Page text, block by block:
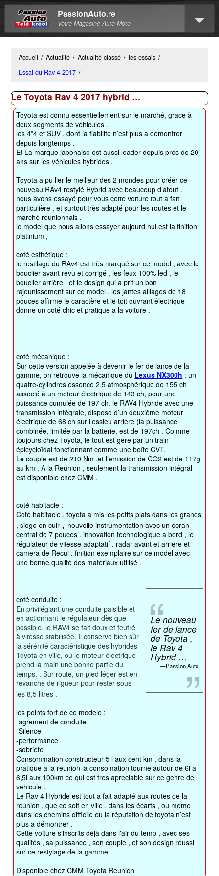
PassionAuto.re
Votre Magasine Auto Moto
Accueil / Actualité / Actualité classé / les essais /
Essai du Rav 4 2017 /
Le Toyota Rav 4 2017 hybrid …
Toyota est connu essentiellement sur le marché, grace à
deux segments de véhicules .
les 4*4 et SUV , dont la fiabilité n’est plus a démontrer
depuis longtemps .
Et La marque japonaise est aussi leader depuis pres de 20
ans sur les véhicules hybrides .
Toyota a pu lier le meilleur des 2 mondes pour créer ce
nouveau RAv4 restylé Hybrid avec beaucoup d’atout .
nous avons essayé pour vous cette voiture tout a fait
particulière , et surtout très adapté pour les routes et le
marché reunionnais .
le model que nous allons essayer aujourd hui est la finition
platinium ,
coté esthétique :
le restilage du RAv4 est très marqué sur ce model , avec le
bouclier avant revu et corrigé , les feux 100% led , le
bouclier arrière , et le design qui a prit un bon
rajeunissement sur ce model . les jantes alliages de 18
pouces affirme le caractère et le toit ouvrant électrique
donne un coté chic et pratique a la voiture .
coté mécanique :
Sur cette version appelée à devenir le fer de lance de la
gamme, on retrouve la mécanique du Lexus NX300h : un
quatre-cylindres essence 2.5 atmosphérique de 155 ch
associé à un moteur électrique de 143 ch, pour une
puissance cumulée de 197 ch. le RAV4 Hybride avec une
transmission intégrale, dispose d’un deuxième moteur
électrique de 68 ch sur l’essieu arrière (la puissance
combinée, limitée par la batterie, est de 197ch . Comme
toujours chez Toyota, le tout est géré par un train
épicycloïdal fonctionnant comme une boîte CVT.
Le couple est de 210 Nm .et l’emission de CO2 est de 117g
au km . A la Reunion , seulement la transmission intégral
est disponible chez CMM .
coté habitacle :
Coté habitacle , toyota a mis les petits plats dans les grands
, siege en cuir , nouvelle instrumentation avec un écran
central de 7 pouces . innovation technologique a bord , le
régulateur de vitesse adaptatif , radar avant et arriere et
camera de Recul . finition exemplaire sur ce model avec
une bonne qualité des matériaux utilisé .
Le nouveau
fer de lance
de Toyota ,
le Rav 4
Hybrid …
Passion Auto
coté conduite :
En privilégiant une conduite paisible et
en actionnant le régulateur dès que
possible, le RAV4 se fait doux et feutré
à vitesse stabilisée. Il conserve bien sûr
la sérénité caractéristique des hybrides
Toyota en ville, où le moteur électrique
prend la main une bonne partie du
temps. . Sur route, un pied léger est en
revanche de rigueur pour rester sous
les 8,5 litres .
les points fort de ce modele :
-agrement de conduite
-Silence
-performance
-sobriete
Consommation constructeur 5 l aux cent km , dans la
pratique a la reunion la consomation tourne autour de 6l a
6,5l aux 100km ce qui est tres apreciable sur ce genre de
vehicule .
Le Rav 4 Hybride est tout a fait adapté aux routes de la
reunion , que ce soit en ville , dans les écarts , ou meme
dans les chemins difficile ou la réputation de toyota n’est
plus a démontrer .
Cette voiture s’inscrits déjà dans l’air du temp , avec ses
qualités , sa puissance , son couple , et son design réussi
sur ce restylage de la gamme .
Disponible chez CMM Toyota Reunion